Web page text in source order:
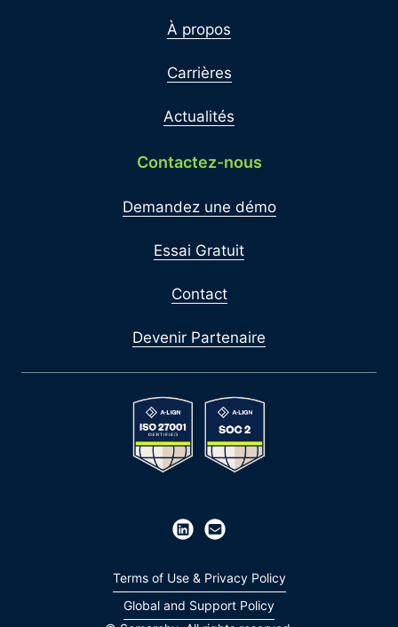
À propos
Carrières
Actualités
Contactez-nous
Demandez une démo
Essai Gratuit
Contact
Devenir Partenaire
Terms of Use & Privacy Policy
Global and Support Policy